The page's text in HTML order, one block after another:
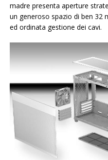
madre presenta aperture
un generoso spazio di ben 32
ed ordinata gestione dei cavi.